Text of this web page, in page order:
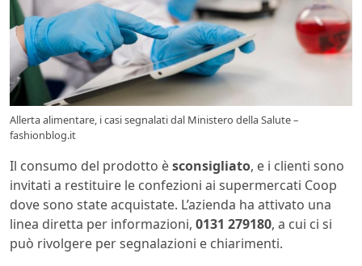
Allerta alimentare, i casi segnalati dal Ministero della Salute –
fashionblog.it
Il consumo del prodotto èsconsigliato, e i clienti sono
invitati a restituire le confezioni ai supermercati Coop
dove sono state acquistate. L’azienda ha attivato una
linea diretta per informazioni, 0131 279180, a cui ci si
può rivolgere per segnalazioni e chiarimenti.